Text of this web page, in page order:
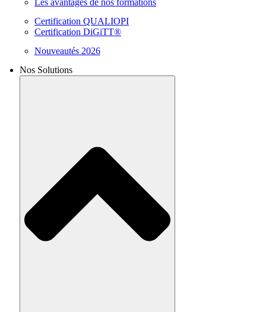
Certification QUALIOPI
Certification DiGiTT®
Nouveautés 2026
Nos Solutions